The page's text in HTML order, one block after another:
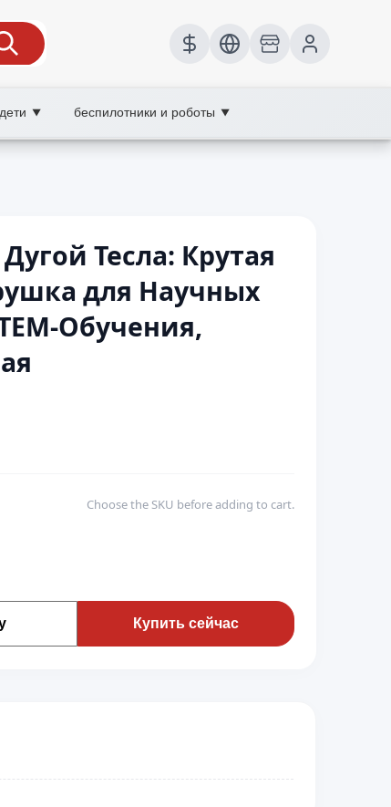
▼ беспилотники и роботы ▼
Тесла: Крутая
для Научных
Обучения,
Choose the SKU before adding to cart.
Купить сейчас